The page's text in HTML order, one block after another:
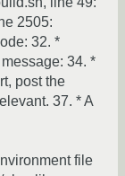
2505:
32. *
34. *
post the
37. * A
file